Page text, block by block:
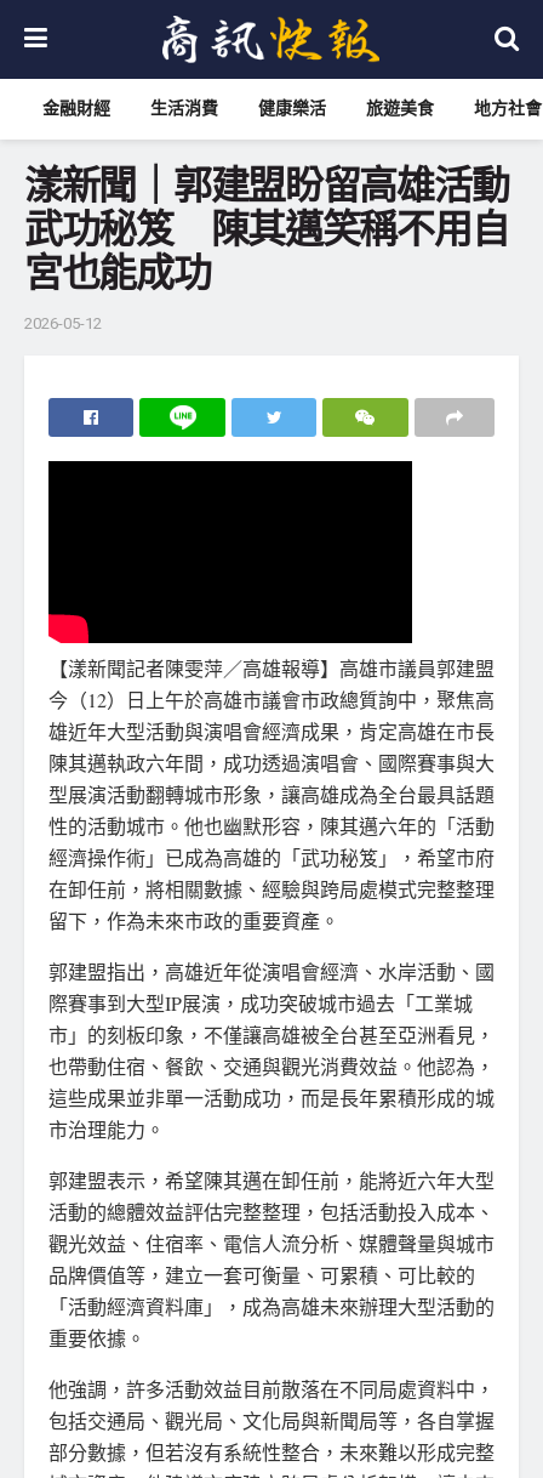
金融財經 生活消費 健康樂活 旅遊美食 地方社會
漾新聞｜郭建盟盼留高雄活動
武功秘笈 陳其邁笑稱不用自
宮也能成功
2026-05-12
【漾新聞記者陳雯萍／高雄報導】高雄市議員郭建盟
今（12）日上午於高雄市議會市政總質詢中，聚焦高
雄近年大型活動與演唱會經濟成果，肯定高雄在市長
陳其邁執政六年間，成功透過演唱會、國際賽事與大
型展演活動翻轉城市形象，讓高雄成為全台最具話題
性的活動城市。他也幽默形容，陳其邁六年的「活動
經濟操作術」已成為高雄的「武功秘笈」，希望市府
在卸任前，將相關數據、經驗與跨局處模式完整整理
留下，作為未來市政的重要資產。
郭建盟指出，高雄近年從演唱會經濟、水岸活動、國
際賽事到大型IP展演，成功突破城市過去「工業城
市」的刻板印象，不僅讓高雄被全台甚至亞洲看見，
也帶動住宿、餐飲、交通與觀光消費效益。他認為，
這些成果並非單一活動成功，而是長年累積形成的城
市治理能力。
郭建盟表示，希望陳其邁在卸任前，能將近六年大型
活動的總體效益評估完整整理，包括活動投入成本、
觀光效益、住宿率、電信人流分析、媒體聲量與城市
品牌價值等，建立一套可衡量、可累積、可比較的
「活動經濟資料庫」，成為高雄未來辦理大型活動的
重要依據。
他強調，許多活動效益目前散落在不同局處資料中，
包括交通局、觀光局、文化局與新聞局等，各自掌握
部分數據，但若沒有系統性整合，未來難以形成完整